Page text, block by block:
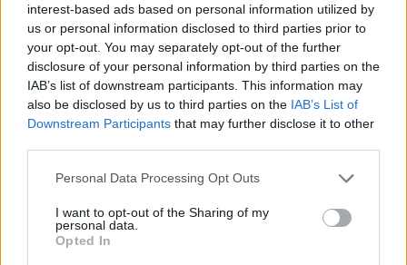
interest-based ads based on personal information utilized by
us or personal information disclosed to third parties prior to
your opt-out. You may separately opt-out of the further
disclosure of your personal information by third parties on the
IAB’s list of downstream participants. This information may
also be disclosed by us to third parties on the IAB’s List of
Downstream Participants that may further disclose it to other
Personal Data Processing Opt Outs
I want to opt-out of the Sharing of my
personal data.
Opted In